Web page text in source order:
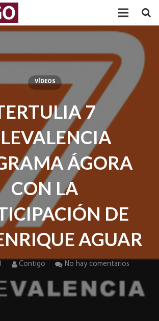
7
ÁGORA
CON LA
DE
AGUAR
Contigo
VÍDEOS
No hay comentarios